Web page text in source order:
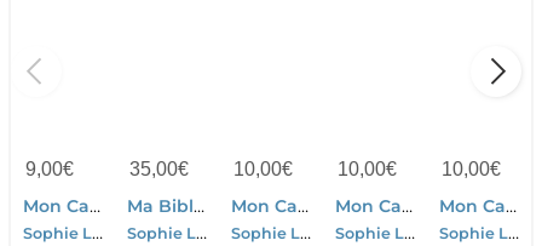
9,00€
Mon Cahier De Remedes Et Recettes Au Miel : Pour Se Soigner Grace Aux Abeilles
Sophie Lacoste
35,00€
Ma Bible Des Plantes Qui Soignent
Sophie Lacoste
10,00€
Mon Cahier De Tisanes : Pour Se Soigner Avec Les Plantes
Sophie Lacoste
10,00€
Mon Cahier Pour Une Memoire Au Top ! : 50 Exercices Ludiques Pour Stimuler Vos Meninges
Sophie Lacoste
10,00€
Mon Cahier De Beaute Naturelle ; Fabriquez Vos Cosmetiques Et Maitriser Leur Composition !
Sophie Lacoste-Pascal